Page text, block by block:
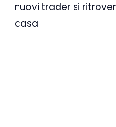
nuovi trader si
casa.